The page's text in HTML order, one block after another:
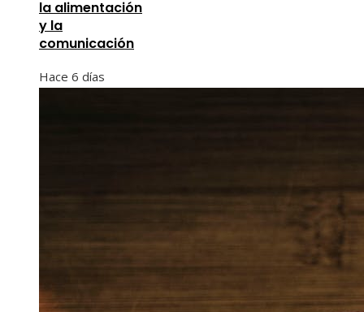
la alimentación
y la
comunicación
Hace 6 días